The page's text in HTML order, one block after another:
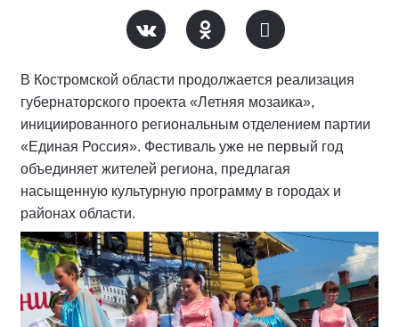
В Костромской области продолжается реализация
губернаторского проекта «Летняя мозаика»,
инициированного региональным отделением партии
«Единая Россия». Фестиваль уже не первый год
объединяет жителей региона, предлагая
насыщенную культурную программу в городах и
районах области.